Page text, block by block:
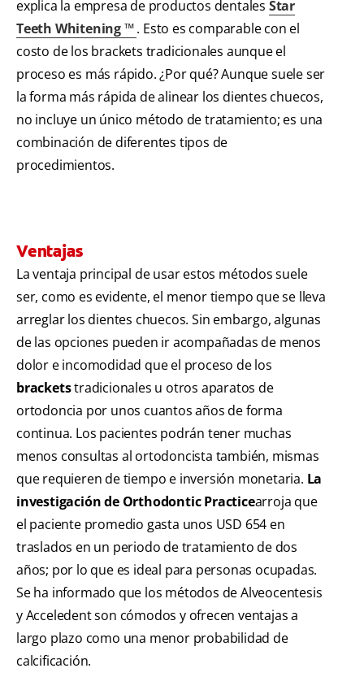
explica la empresa de productos dentales Star
Teeth Whitening ™. Esto es comparable con el
costo de los brackets tradicionales aunque el
proceso es más rápido. ¿Por qué? Aunque suele ser
la forma más rápida de alinear los dientes chuecos,
no incluye un único método de tratamiento; es una
combinación de diferentes tipos de
procedimientos.
Ventajas
La ventaja principal de usar estos métodos suele
ser, como es evidente, el menor tiempo que se lleva
arreglar los dientes chuecos. Sin embargo, algunas
de las opciones pueden ir acompañadas de menos
dolor e incomodidad que el proceso de los
bracketstradicionales u otros aparatos de
ortodoncia por unos cuantos años de forma
continua. Los pacientes podrán tener muchas
menos consultas al ortodoncista también, mismas
que requieren de tiempo e inversión monetaria. La
investigación de Orthodontic Practicearroja que
el paciente promedio gasta unos USD 654 en
traslados en un periodo de tratamiento de dos
años; por lo que es ideal para personas ocupadas.
Se ha informado que los métodos de Alveocentesis
y Acceledent son cómodos y ofrecen ventajas a
largo plazo como una menor probabilidad de
calcificación.